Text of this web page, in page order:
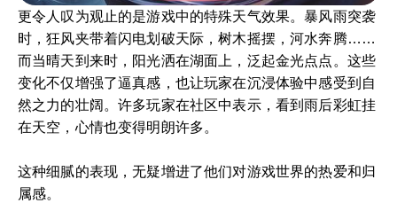
更令人叹为观止的是游戏中的特殊天气效果。暴风雨突袭
时，狂风夹带着闪电划破天际，树木摇摆，河水奔腾……
而当晴天到来时，阳光洒在湖面上，泛起金光点点。这些
变化不仅增强了逼真感，也让玩家在沉浸体验中感受到自
然之力的壮阔。许多玩家在社区中表示，看到雨后彩虹挂
在天空，心情也变得明朗许多。
这种细腻的表现，无疑增进了他们对游戏世界的热爱和归
属感。